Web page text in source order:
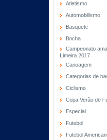
Atletismo
Automobilísmo
Basquete
Bocha
Campeonato
Limeira 2017
Canoagem
Categorias de
Ciclismo
Copa Verão de
Especial
Futebol
Futebol